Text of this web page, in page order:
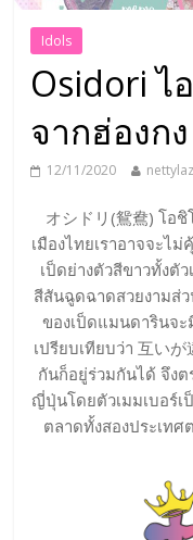
Idols
Osidori ไ
จากฮ่องกง
12/11/2020
オシドリ(鴛鴦) โอ
เมืองไทยเราอาจจะไม่
เป็ดย่างตัวสีขาวทั้งตั
สีสันฉูดฉาดสวยงามส่
ของเป็ดแมนดารินจ
เปรียบเทียบว่า 互い
กันก็อยู่ร่วมกันได้ จึง
ญี่ปุ่นโดยตัวเมมเบอร์เ
ตลาดทั้งสองประเทศ